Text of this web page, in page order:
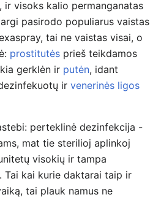
visoks kalio permanganatas
pasirodo populiarus vaistas
tai ne vaistas visai, o
prostitutės prieš teikdamos
gerklėn ir putėn, idant
ir venerinės ligos
perteklinė dezinfekcija -
mat tie sterilioj aplinkoj
visokių ir tampa
Tai kai kurie daktarai taip ir
tai plauk namus ne